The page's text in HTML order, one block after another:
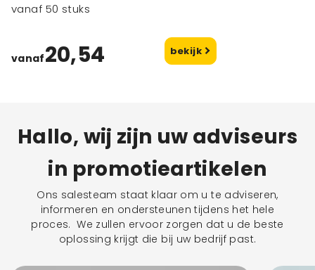
vanaf 50 stuks
vanaf20,54 bekijk
Hallo, wij zijn uw adviseurs
in promotieartikelen
Ons salesteam staat klaar om u te adviseren,
informeren en ondersteunen tijdens het hele
proces. We zullen ervoor zorgen dat u de beste
oplossing krijgt die bij uw bedrijf past.